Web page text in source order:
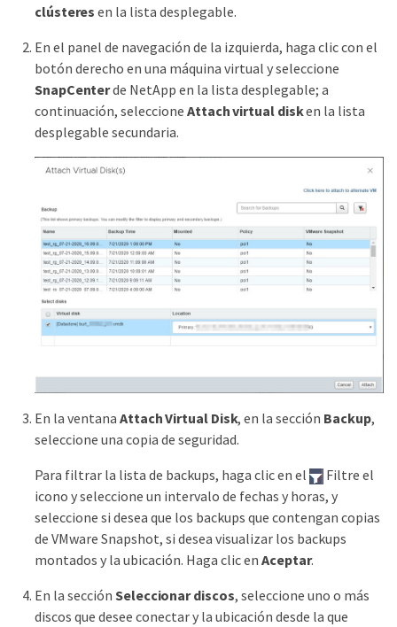
clústeres en la lista desplegable.
En el panel de navegación de la izquierda, haga clic con el
botón derecho en una máquina virtual y seleccione
SnapCenterde NetApp en la lista desplegable; a
continuación, seleccione Attach virtual disken la lista
desplegable secundaria.
En la ventana Attach Virtual Disk, en la sección Backup,
seleccione una copia de seguridad.
Para filtrar la lista de backups, haga clic en el
Filtre el
icono y seleccione un intervalo de fechas y horas, y
seleccione si desea que los backups que contengan copias
de VMware Snapshot, si desea visualizar los backups
montados y la ubicación. Haga clic en Aceptar.
En la sección Seleccionar discos, seleccione uno o más
discos que desee conectar y la ubicación desde la que